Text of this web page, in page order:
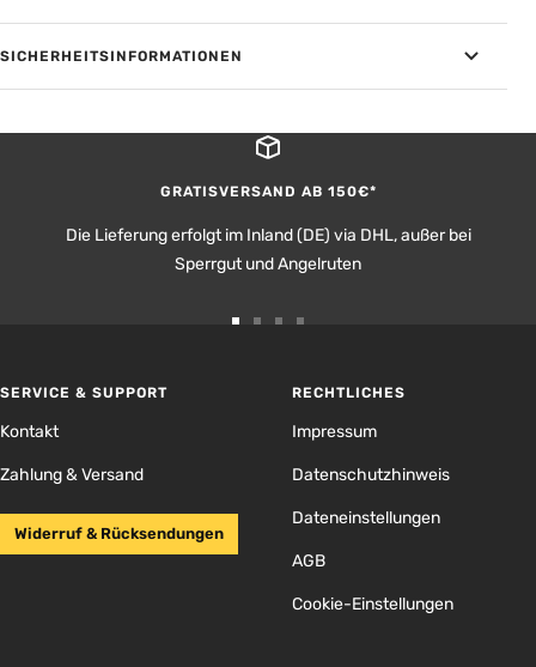
SICHERHEITSINFORMATIONEN
GRATISVERSAND AB 150€*
Die Lieferung erfolgt im Inland (DE) via DHL, außer bei
Sperrgut und Angelruten
4
SERVICE & SUPPORT
Kontakt
Zahlung & Versand
Widerruf & Rücksendungen
RECHTLICHES
Impressum
Datenschutzhinweis
Dateneinstellungen
AGB
Cookie-Einstellungen